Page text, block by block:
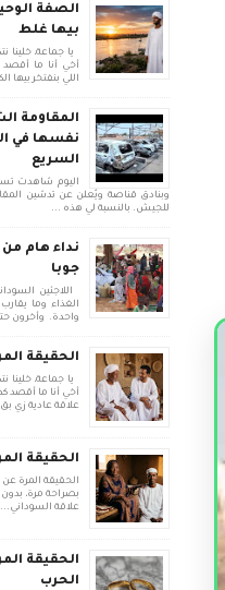
الصفة
بيها غلط
يا جماعة، خلينا
أخي أنا ما
اللي بنفتخر بيها
المقاومة
نفسها في
السريع
اليوم شاهدت
وبنادق قناصة ويُعلن عن تدشين
للجيش. بالنسبة لي هذه ...
نداء هام
جوبا
اللاجئين
واحدة. وأخرون
الحقيقة
يا جماعة، خلينا
أخي أنا ما أقصد
علاقة عادية زي
الحقيقة
الحقيقة المرة عن
بصراحة مرة،
علاقة السوداني...
الحقيقة
الحرب